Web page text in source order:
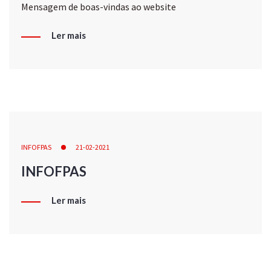
Mensagem de boas-vindas ao website
Ler mais
INFOFPAS 21-02-2021
INFOFPAS
Ler mais